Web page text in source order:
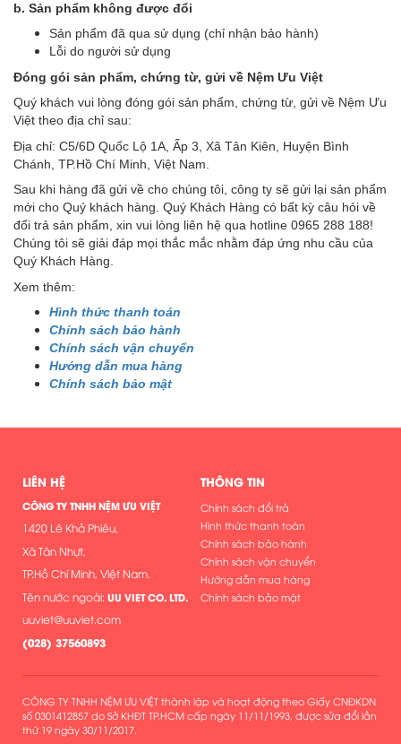
b. Sản phẩm không được đổi
Sản phẩm đã qua sử dụng (chỉ nhận bảo hành)
Lỗi do người sử dụng
Đóng gói sản phẩm, chứng từ, gửi về Nệm Ưu Việt
Quý khách vui lòng đóng gói sản phẩm, chứng từ, gửi về Nệm Ưu
Việt theo địa chỉ sau:
Địa chỉ: C5/6D Quốc Lộ 1A, Ấp 3, Xã Tân Kiên, Huyện Bình
Chánh, TP.Hồ Chí Minh, Việt Nam.
Sau khi hàng đã gửi về cho chúng tôi, công ty sẽ gửi lại sản phẩm
mới cho Quý khách hàng. Quý Khách Hàng có bất kỳ câu hỏi về
đổi trả sản phẩm, xin vui lòng liên hệ qua hotline 0965 288 188!
Chúng tôi sẽ giải đáp mọi thắc mắc nhằm đáp ứng nhu cầu của
Quý Khách Hàng.
Xem thêm:
Hình thức thanh toán
Chính sách bảo hành
Chính sách vận chuyển
Hướng dẫn mua hàng
Chính sách bảo mật
LIÊN HỆ
CÔNG TY TNHH NỆM ƯU VIỆT
1420 Lê Khả Phiêu,
Xã Tân Nhựt,
TP.Hồ Chí Minh, Việt Nam.
Tên nước ngoài: UU VIET CO. LTD.
uuviet@uuviet.com
(028) 37560893
THÔNG TIN
Chính sách đổi trả
Hình thức thanh toán
Chính sách bảo hành
Chính sách vận chuyển
Hướng dẫn mua hàng
Chính sách bảo mật
CÔNG TY TNHH NỆM ƯU VIỆT thành lập và hoạt động theo Giấy CNĐKDN
số 0301412857 do Sở KHĐT TP.HCM cấp ngày 11/11/1993, được sửa đổi lần
thứ 19 ngày 30/11/2017.